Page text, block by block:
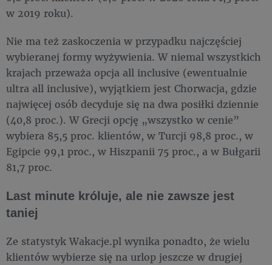
w 2019 roku).
Nie ma też zaskoczenia w przypadku najczęściej
wybieranej formy wyżywienia. W niemal wszystkich
krajach przeważa opcja all inclusive (ewentualnie
ultra all inclusive), wyjątkiem jest Chorwacja, gdzie
najwięcej osób decyduje się na dwa posiłki dziennie
(40,8 proc.). W Grecji opcję „wszystko w cenie”
wybiera 85,5 proc. klientów, w Turcji 98,8 proc., w
Egipcie 99,1 proc., w Hiszpanii 75 proc., a w Bułgarii
81,7 proc.
Last minute króluje, ale nie zawsze jest
taniej
Ze statystyk Wakacje.pl wynika ponadto, że wielu
klientów wybierze się na urlop jeszcze w drugiej